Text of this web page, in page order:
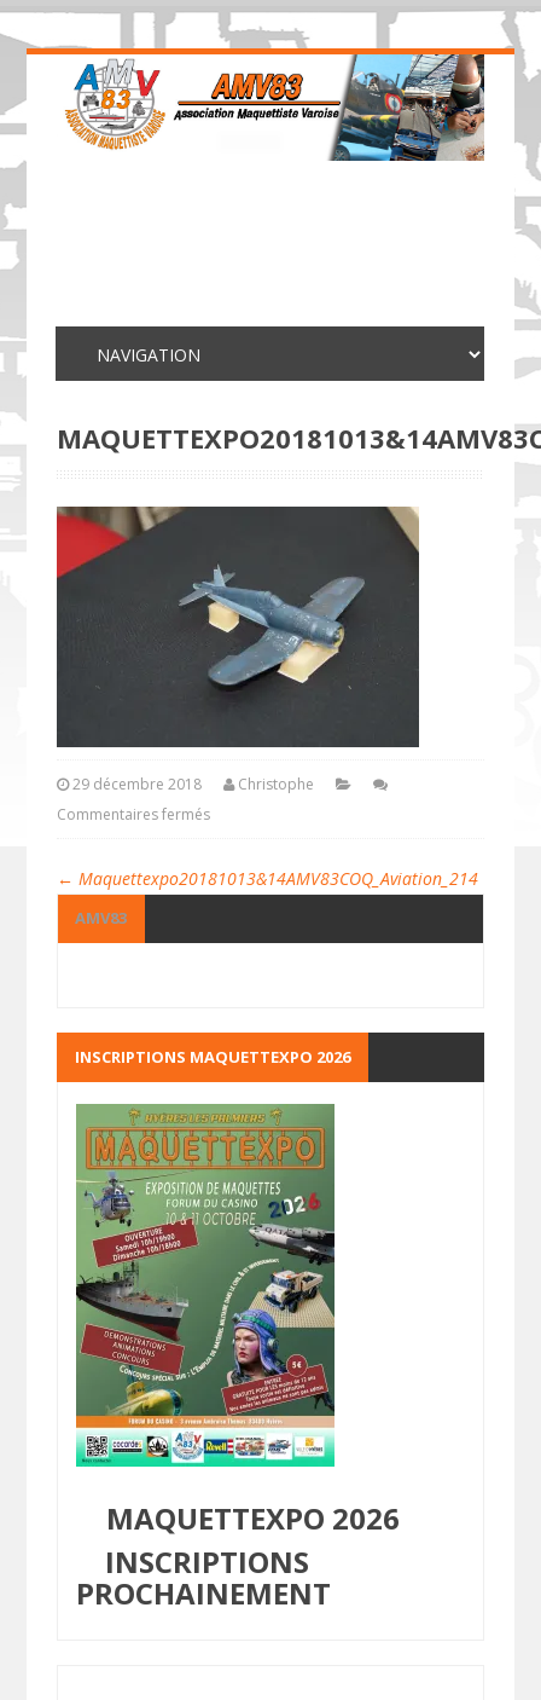
29 décembre 2018
Christophe
Commentaires fermés
← Maquettexpo20181013&14AMV83COQ_Aviation_214
AMV83
INSCRIPTIONS MAQUETTEXPO 2026
MAQUETTEXPO 2026
INSCRIPTIONS
PROCHAINEMENT